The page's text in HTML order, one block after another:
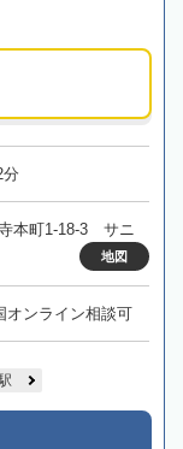
本町1-18-3 サニ
地図
オンライン相談可